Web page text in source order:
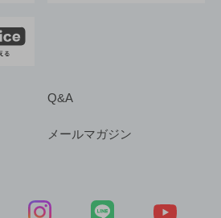
Q&A
メールマガジン